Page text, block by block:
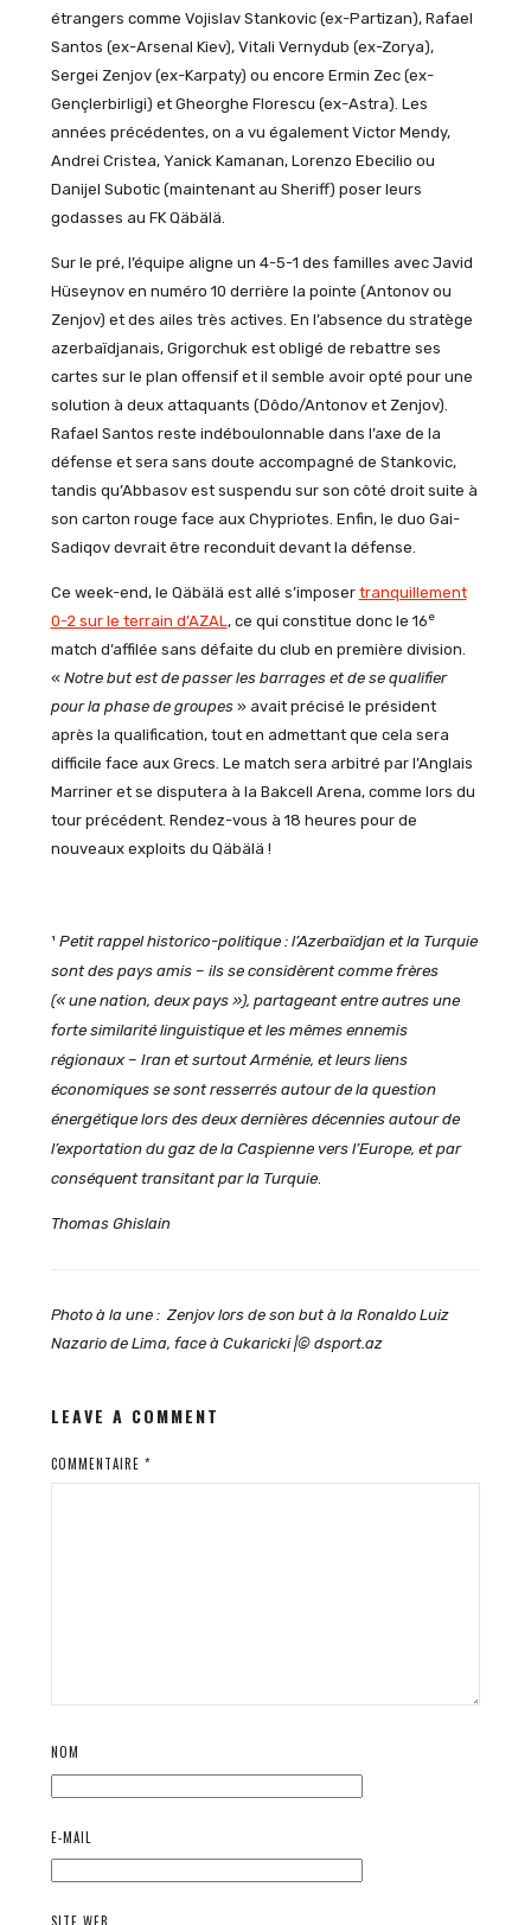
étrangers comme Vojislav Stankovic (ex-Partizan), Rafael
Santos (ex-Arsenal Kiev), Vitali Vernydub (ex-Zorya),
Sergei Zenjov (ex-Karpaty) ou encore Ermin Zec (ex-
Gençlerbirligi) et Gheorghe Florescu (ex-Astra). Les
années précédentes, on a vu également Victor Mendy,
Andrei Cristea, Yanick Kamanan, Lorenzo Ebecilio ou
Danijel Subotic (maintenant au Sheriff) poser leurs
godasses au FK Qäbälä.
Sur le pré, l’équipe aligne un 4-5-1 des familles avec Javid
Hüseynov en numéro 10 derrière la pointe (Antonov ou
Zenjov) et des ailes très actives. En l’absence du stratège
azerbaïdjanais, Grigorchuk est obligé de rebattre ses
cartes sur le plan offensif et il semble avoir opté pour une
solution à deux attaquants (Dôdo/Antonov et Zenjov).
Rafael Santos reste indéboulonnable dans l’axe de la
défense et sera sans doute accompagné de Stankovic,
tandis qu’Abbasov est suspendu sur son côté droit suite à
son carton rouge face aux Chypriotes. Enfin, le duo Gai-
Sadiqov devrait être reconduit devant la défense.
Ce week-end, le Qäbälä est allé s’imposer tranquillement
0-2 sur le terrain d’AZAL, ce qui constitue donc le 16e
match d’affilée sans défaite du club en première division.
« Notre but est de passer les barrages et de se qualifier
pour la phase de groupes» avait précisé le président
après la qualification, tout en admettant que cela sera
difficile face aux Grecs. Le match sera arbitré par l’Anglais
Marriner et se disputera à la Bakcell Arena, comme lors du
tour précédent. Rendez-vous à 18 heures pour de
nouveaux exploits du Qäbälä !
¹ Petit rappel historico-politique : l’Azerbaïdjan et la Turquie
sont des pays amis – ils se considèrent comme frères
(« une nation, deux pays »), partageant entre autres une
forte similarité linguistique et les mêmes ennemis
régionaux – Iran et surtout Arménie, et leurs liens
économiques se sont resserrés autour de la question
énergétique lors des deux dernières décennies autour de
l’exportation du gaz de la Caspienne vers l’Europe, et par
conséquent transitant par la Turquie.
Thomas Ghislain
Photo à la une : Zenjov lors de son but à la Ronaldo Luiz
Nazario de Lima, face à Cukaricki |© dsport.az
LEAVE A COMMENT
COMMENTAIRE *
NOM
E-MAIL